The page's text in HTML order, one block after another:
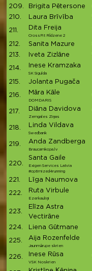
209.
Brigita Pētersone
210.
Laura Brīvība
211. Dita Freija
CrossFit Rīdzene 2
212. Sanita Mazure
213.
Iveta Zizlāne
214. Inese Kramzaka
SK Sigulda
215. Jolanta Pugača
216. Māra Kāle
DOMDARIS
217. Diāna Davidova
Zemgales Ziņas
218. Linda Vildava
Swedbank
219. Anda Zandberga
Braucamkopa.lv
220.
Santa Gaile
Exigen Services Latvia
#optimized4running
221. Līga Naumova
222. Ruta Virbule
Ezerkauliņi
223.
Elīza Astra
Vectirāne
224. Liena Gūtmane
225. Aija Rozenfelde
Jaunmārupe skrien
226. Inese Rūsa
VSK Noskrien